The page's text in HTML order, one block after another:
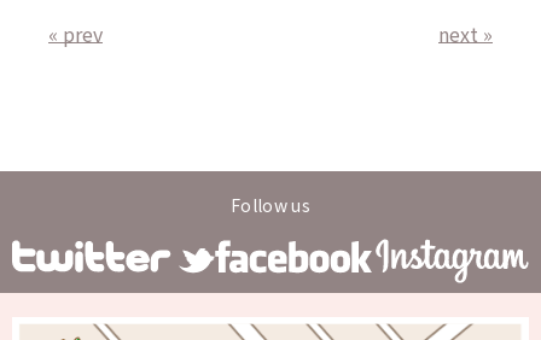
« prev next »
Follow us